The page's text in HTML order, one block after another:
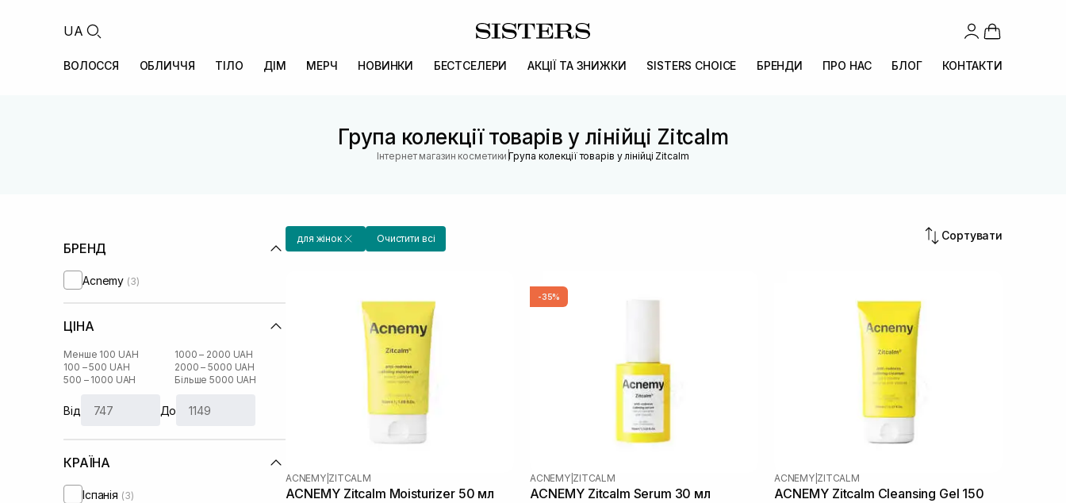
UA
ВОЛОССЯ ОБЛИЧЧЯ ТІЛО ДІМ МЕРЧ НОВИНКИ БЕСТСЕЛЕРИ АКЦІЇ ТА ЗНИЖКИ SISTERS CHOICE БРЕНДИ ПРО НАС БЛОГ КОНТАКТИ
Група колекції товарів у лінійці Zitcalm
Інтернет магазин косметики |Група колекції товарів у лінійці Zitcalm
БРЕНД
Acnemy (3)
ЦІНА
Менше 100 UAH
100 – 500 UAH
500 – 1000 UAH
1000 – 2000 UAH
2000 – 5000 UAH
Більше 5000 UAH
Від До
КРАЇНА
Іспанія (3)
для жінок Очистити всі Сортувати
ACNEMY| ZITCALM
ACNEMY Zitcalm Moisturizer 50 мл
-35%
ACNEMY| ZITCALM
ACNEMY Zitcalm Serum 30 мл
ACNEMY| ZITCALM
ACNEMY Zitcalm Cleansing Gel 150